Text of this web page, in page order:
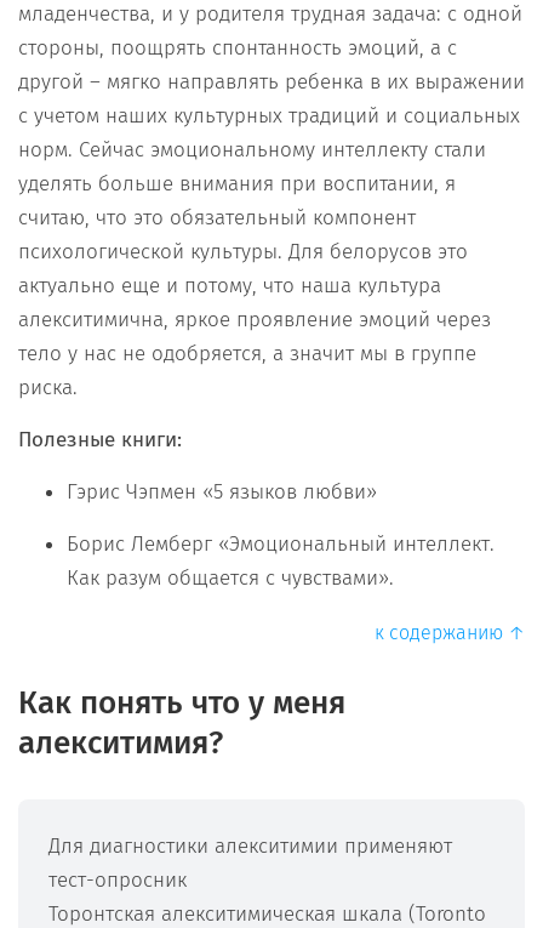
младенчества, и у родителя трудная задача: с одной
стороны, поощрять спонтанность эмоций, а с
другой – мягко направлять ребенка в их выражении
с учетом наших культурных традиций и социальных
норм. Сейчас эмоциональному интеллекту стали
уделять больше внимания при воспитании, я
считаю, что это обязательный компонент
психологической культуры. Для белорусов это
актуально еще и потому, что наша культура
алекситимична, яркое проявление эмоций через
тело у нас не одобряется, а значит мы в группе
риска.
Полезные книги:
Гэрис Чэпмен «5 языков любви»
Борис Лемберг «Эмоциональный интеллект.
Как разум общается с чувствами».
к содержанию ↑
Как понять что у меня
алекситимия?
Для диагностики алекситимии применяют
тест-опросник
Торонтская алекситимическая шкала (Toronto